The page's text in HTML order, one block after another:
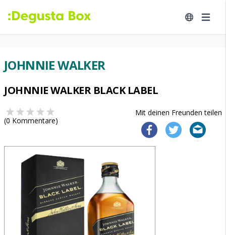
JOHNNIE WALKER
JOHNNIE WALKER BLACK LABEL
Mit deinen Freunden teilen
(0 Kommentare)